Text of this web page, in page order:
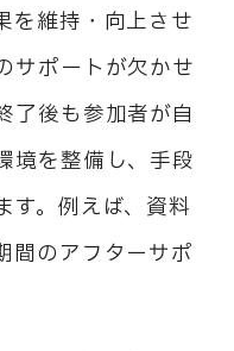
を維持・向上させ
サポートが欠かせ
了後も参加者が自
境を整備し、手段
す。例えば、資料
間のアフターサポ